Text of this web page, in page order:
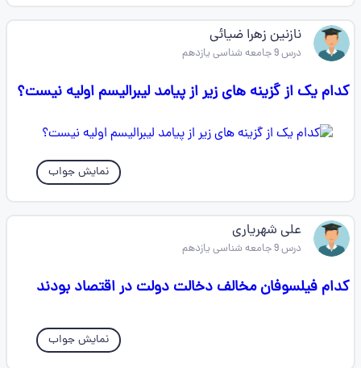
نازنین زهرا ضیائی
درس 9 جامعه شناسی یازدهم
کدام یک از گزینه های زیر از پیامد لیبرالیسم اولیه نیست؟
نمایش جواب
علی شهریاری
درس 9 جامعه شناسی یازدهم
کدام فیلسوفان مخالف دخالت دولت در اقتصاد بودند
نمایش جواب